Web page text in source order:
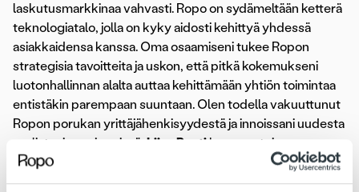
laskutusmarkkinaa vahvasti. Ropo on sydämeltään ketterä
teknologiatalo, jolla on kyky aidosti kehittyä yhdessä
asiakkaidensa kanssa. Oma osaamiseni tukee Ropon
strategisia tavoitteita ja uskon, että pitkä kokemukseni
luotonhallinnan alalta auttaa kehittämään yhtiön toimintaa
entistäkin parempaan suuntaan. Olen todella vakuuttunut
Ropon porukan yrittäjähenkisyydestä ja innoissani uudesta
roolistani ropojengissä, Liisa Postikommentoi.
Operatiivisen johtajan tehtävä on Ropo Capitalilla uusi ja